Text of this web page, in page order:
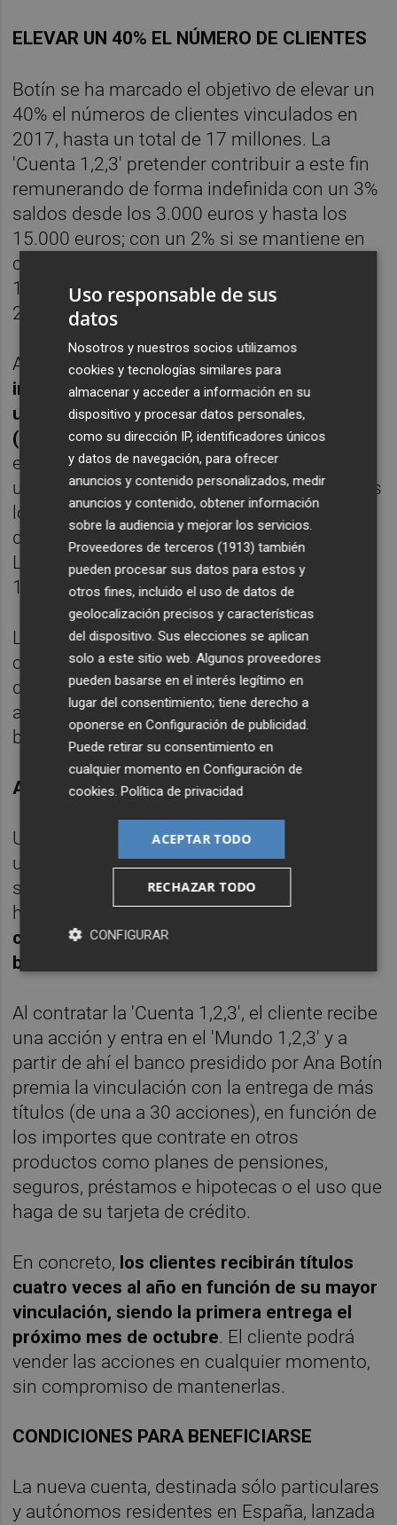
ELEVAR UN 40% EL NÚMERO DE CLIENTES
Botín se ha marcado el objetivo de elevar un
40% el números de clientes vinculados en
2017, hasta un total de 17 millones. La
'Cuenta 1,2,3' pretender contribuir a este fin
remunerando de forma indefinida con un 3%
saldos desde los 3.000 euros y hasta los
15.000 euros; con un 2% si se mantiene en
cuenta entre 2.000 y 3.000 euros, y con un
1% si el saldo oscila entre los 1.000 y los
2.000 euros.
Además, el Santander devolverá parte del
importe de los recibos domiciliados, entre
un 1% y un 3% de los gastos del hogar
(agua, luz, teléfono)y seguros, gastos de
educación (colegios, guarderías,
universidades), ONGs y gastos en impuestos
locales y seguros sociales, con un máximo
de 110 euros mensuales en devoluciones.
Los pagos de la cuenta se realizarán el día
10 de cada mes.
La contratación de esta nueva cuenta
corriente, disponible para los 12,6 millones
de clientes existentes y nuevos, remunerará
a sus titulares además con acciones del
banco.
ACCIONISTA SI QUIERE
Unos títulos que irán aumentando según el
uso de productos como tarjetas de crédito,
seguros, préstamos, planes de pensiones o
hipotecas. "
El cliente que se vincule se
convierte si lo desea en accionista del
banco
Al contratar la 'Cuenta 1,2,3', el cliente recibe
una acción y entra en el 'Mundo 1,2,3' y a
partir de ahí el banco presidido por Ana Botín
premia la vinculación con la entrega de más
títulos (de una a 30 acciones), en función de
los importes que contrate en otros
productos como planes de pensiones,
seguros, préstamos e hipotecas o el uso que
haga de su tarjeta de crédito.
En concreto, los clientes recibirán títulos
cuatro veces al año en función de su mayor
vinculación, siendo la primera entrega el
próximo mes de octubre. El cliente podrá
vender las acciones en cualquier momento,
sin compromiso de mantenerlas.
CONDICIONES PARA BENEFICIARSE
La nueva cuenta, destinada sólo particulares
y autónomos residentes en España, lanzada
Uso responsable de sus
datos
Nosotros y nuestros socios utilizamos
cookies y tecnologías similares para
almacenar y acceder a información en su
dispositivo y procesar datos personales,
como su dirección IP, identificadores únicos
y datos de navegación, para ofrecer
anuncios y contenido personalizados, medir
anuncios y contenido, obtener información
sobre la audiencia y mejorar los servicios.
Proveedores de terceros (1913) también
pueden procesar sus datos para estos y
otros fines, incluido el uso de datos de
geolocalización precisos y características
del dispositivo. Sus elecciones se aplican
solo a este sitio web. Algunos proveedores
pueden basarse en el interés legítimo en
lugar del consentimiento; tiene derecho a
oponerse enConfiguración de publicidad.
Puede retirar su consentimiento en
cualquier momento enConfiguración de
cookies.Política de privacidad
ACEPTAR TODO
RECHAZAR TODO
CONFIGURAR